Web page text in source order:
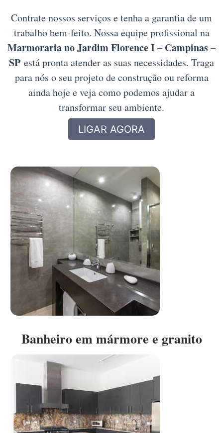
Contrate nossos serviços e tenha a garantia de um
trabalho bem-feito. Nossa equipe profissional na
Marmoraria no Jardim Florence I – Campinas –
SP está pronta atender as suas necessidades. Traga
para nós o seu projeto de construção ou reforma
ainda hoje e veja como podemos ajudar a
transformar seu ambiente.
LIGAR AGORA
Banheiro em mármore e granito